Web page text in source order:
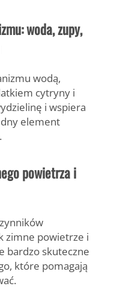
woda, zupy,
wodą,
cytryny i
i wspiera
element
powietrza i
zimne powietrze i
bardzo skuteczne
które pomagają